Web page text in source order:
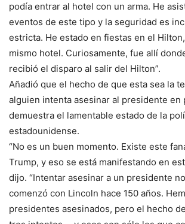
podía entrar al hotel con un arma. He
eventos de este tipo y la seguridad es
estricta. He estado en fiestas en el
mismo hotel. Curiosamente, fue allí
recibió el disparo al salir del Hilton”.
Añadió que el hecho de que esta sea la
alguien intenta asesinar al presidente en
demuestra el lamentable estado de la
estadounidense.
“No es un buen momento. Existe este
Trump, y eso se está manifestando en
dijo. “Intentar asesinar a un presidente
comenzó con Lincoln hace 150 años.
presidentes asesinados, pero el hecho